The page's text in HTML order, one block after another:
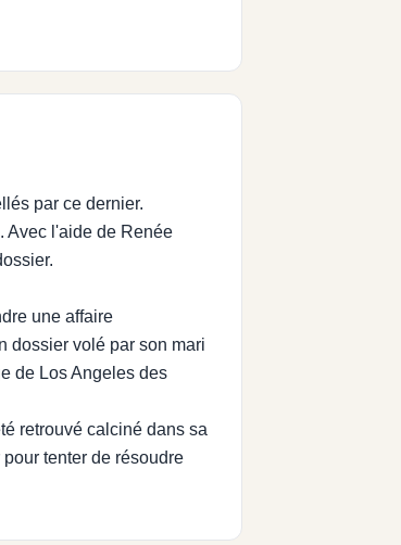
par ce dernier.
Avec l'aide de Renée
une affaire
dossier volé par son mari
de Los Angeles des
retrouvé calciné dans sa
tenter de résoudre